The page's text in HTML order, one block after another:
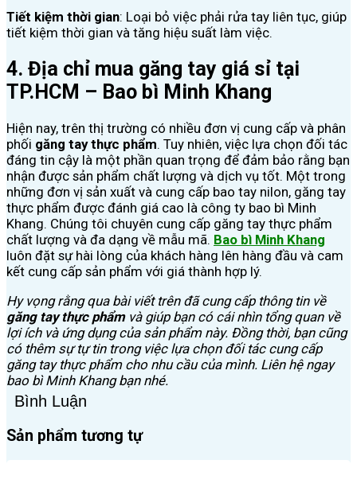
Tiết kiệm thời gian: Loại bỏ việc phải rửa tay liên tục, giúp
tiết kiệm thời gian và tăng hiệu suất làm việc.
4. Địa chỉ mua găng tay giá sỉ tại
TP.HCM – Bao bì Minh Khang
Hiện nay, trên thị trường có nhiều đơn vị cung cấp và phân
phối găng tay thực phẩm. Tuy nhiên, việc lựa chọn đối tác
đáng tin cậy là một phần quan trọng để đảm bảo rằng bạn
nhận được sản phẩm chất lượng và dịch vụ tốt. Một trong
những đơn vị sản xuất và cung cấp bao tay nilon, găng tay
thực phẩm được đánh giá cao là công ty bao bì Minh
Khang. Chúng tôi chuyên cung cấp găng tay thực phẩm
chất lượng và đa dạng về mẫu mã. Bao bì Minh Khang
luôn đặt sự hài lòng của khách hàng lên hàng đầu và cam
kết cung cấp sản phẩm với giá thành hợp lý.
Hy vọng rằng qua bài viết trên đã cung cấp thông tin về
găng tay thực phẩmvà giúp bạn có cái nhìn tổng quan về
lợi ích và ứng dụng của sản phẩm này. Đồng thời, bạn cũng
có thêm sự tự tin trong việc lựa chọn đối tác cung cấp
găng tay thực phẩm cho nhu cầu của mình. Liên hệ ngay
bao bì Minh Khang bạn nhé.
Bình Luận
Sản phẩm tương tự